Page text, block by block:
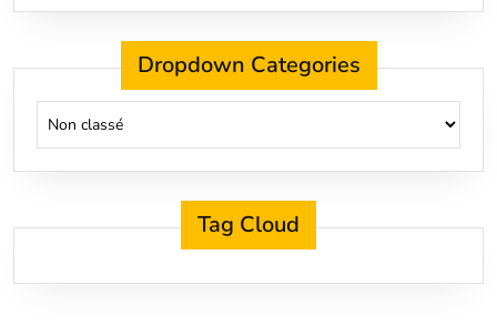
Dropdown Categories
Tag Cloud